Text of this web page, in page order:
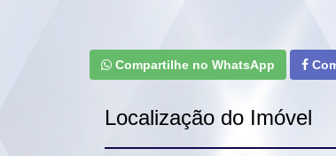
Compartilhe no WhatsApp
Localização do Imóvel